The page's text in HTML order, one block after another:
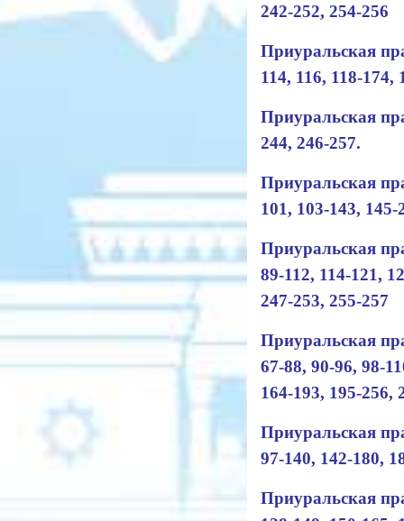
242-252, 254-256
Приуральская
114, 116, 118-174,
Приуральская
244, 246-257.
Приуральская
101, 103-143, 145-
Приуральская
89-112, 114-121,
247-253, 255-257
Приуральская
67-88, 90-96, 98-
164-193, 195-256,
Приуральская
97-140, 142-180,
Приуральская